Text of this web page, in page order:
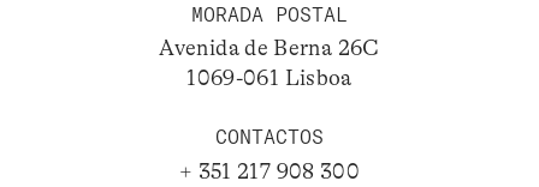
MORADA POSTAL
Avenida de Berna 26C
1069-061 Lisboa
CONTACTOS
+ 351 217 908 300